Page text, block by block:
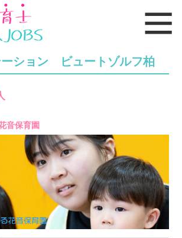
ーション ビュートゾルフ柏
音保育園